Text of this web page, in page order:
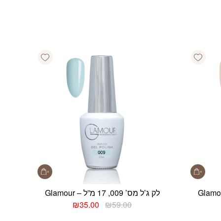
Add wishlist
Add wishlist
לק ג’ל מס’ 009, 17 מ”ל – Glamour
₪59.00 המחיר ₪35.00